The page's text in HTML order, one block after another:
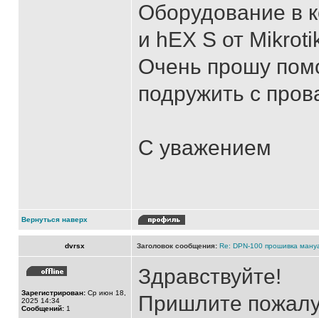
Оборудование в
и hEX S от
Очень прошу
подружить с
С уважением
Вернуться наверх
dvrsx Заголовок сообщения: Re: DPN-100 прошивка
Зарегистрирован: Ср июн 18,
2025 14:34
Сообщений: 1
Здравствуйте!
Пришлите